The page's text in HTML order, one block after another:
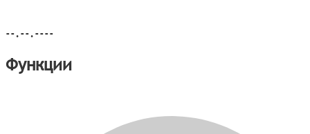
--.--.----
Функции